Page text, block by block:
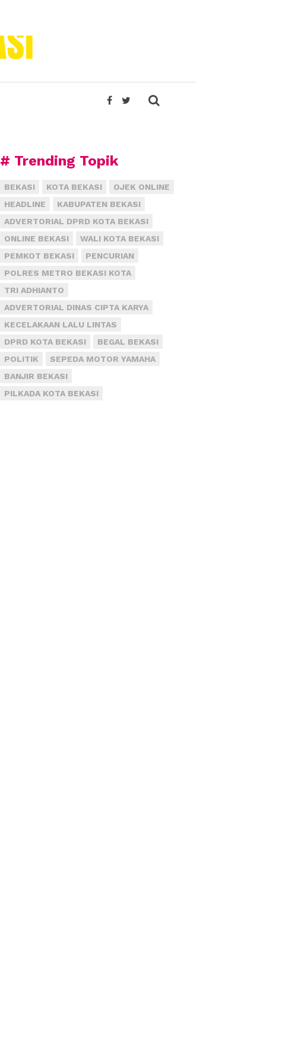
# Trending Topik
BEKASI KOTA BEKASI
OJEK ONLINE
HEADLINE
KABUPATEN BEKASI
ADVERTORIAL DPRD KOTA BEKASI
ONLINE BEKASI
WALI KOTA BEKASI
PEMKOT BEKASI
PENCURIAN
POLRES METRO BEKASI KOTA
TRI ADHIANTO
ADVERTORIAL DINAS CIPTA KARYA
KECELAKAAN LALU LINTAS
DPRD KOTA BEKASI
BEGAL BEKASI
POLITIK
SEPEDA MOTOR YAMAHA
BANJIR BEKASI
PILKADA KOTA BEKASI